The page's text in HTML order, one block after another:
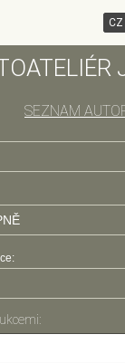
SEZNAM
CZ